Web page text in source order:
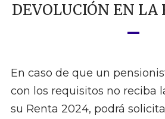
DEVOLUCIÓN EN LA
En caso de que un
con los requisitos no reciba
su Renta 2024, podrá